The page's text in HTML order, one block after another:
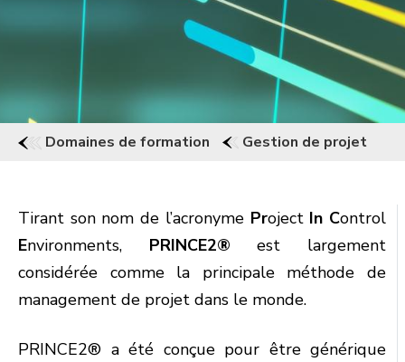
Domaines de formation Gestion de projet
Tirant son nom de l’acronyme Project In Control
Environments, PRINCE2® est largement
considérée comme la principale méthode de
management de projet dans le monde.
PRINCE2® a été conçue pour être générique